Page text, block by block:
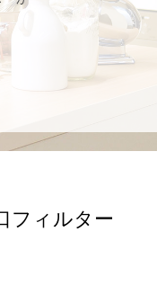
フィルター